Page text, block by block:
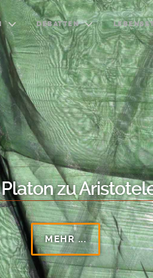
DEBATTEN
zu
MEHR ...